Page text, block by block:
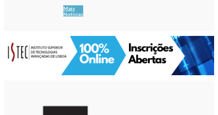
Mais
Notícias